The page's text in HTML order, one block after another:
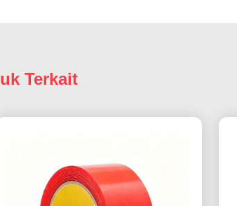
Terkait